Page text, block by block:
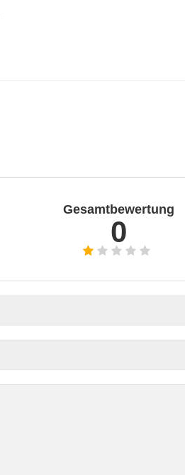
Gesamtbewertung
0